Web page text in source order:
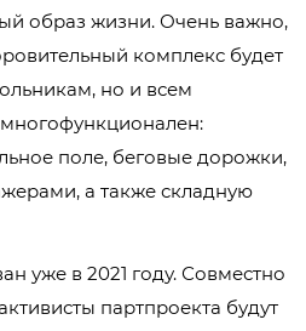
образ жизни. Очень важно,
комплекс будет
но и всем
поле, беговые дорожки,
а также складную
уже в 2021 году. Совместно
партпроекта будут